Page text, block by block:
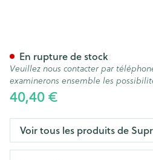
40,40 €
En rupture de stock
Veuillez nous contacter par
examinerons ensemble les
Voir tous les produits de